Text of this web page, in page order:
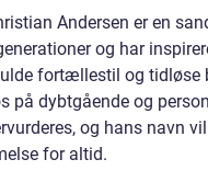
Andersen er en
og har
fortællestil og tidløse
på dybtgående og
og hans navn
for altid.